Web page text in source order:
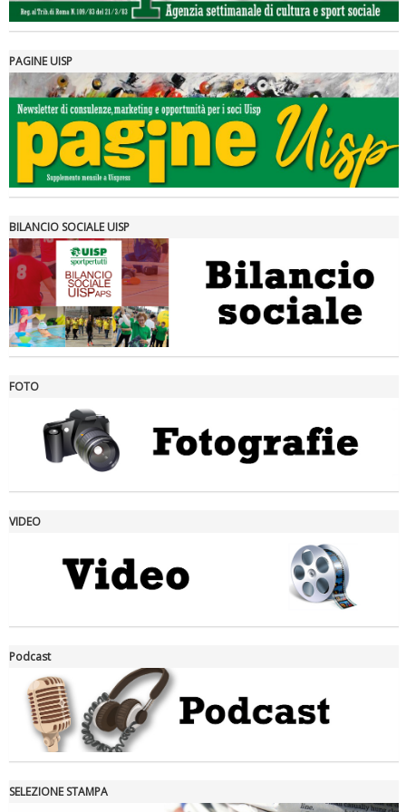
Tiziano Pesce a Radio InBlu2000 traccia il bilancio della stagione
Ddl Lobby, Uisp: “Il Parlamento valorizzi le nostre specificità"
PAGINE UISP
BILANCIO SOCIALE UISP
FOTO
VIDEO
Podcast
SELEZIONE STAMPA